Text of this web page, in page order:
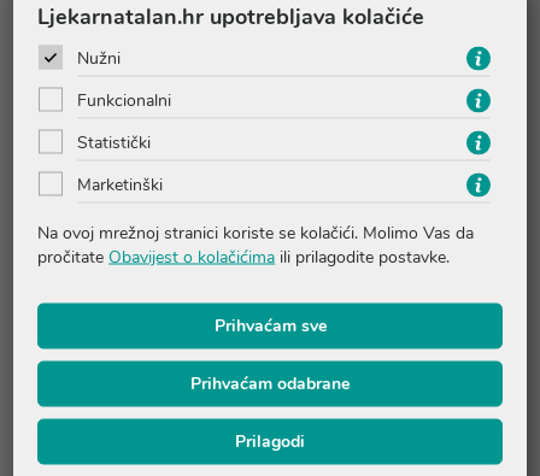
Ovaj nježni šampon temeljito čisti i uklanja nečistoće s
vlasišta i kose izloženih svakodnevnom onečišćenju,
istovremeno poštujući ravnotežu vlasišta. Pruža trenutni
osjećaj hlađenja. Kosa i vlasište osjećaju se lagano,
prozračno i osvježeno. Prikladan je za prirodnu, obojenu i
posvijetljenu kosu. Ispitano pod nadzorom dermatologa -
biorazgradiva formula**.
** u skladu s međunarodnom OECD normom 301B
Pitanja i odgovori
Ljekarnatalan.hr upotrebljava kolačiće
Nužni
Funkcionalni
Statistički
Marketinški
Na ovoj mrežnoj stranici koriste se kolačići. Molimo Vas da
pročitate Obavijest o kolačićima ili prilagodite postavke.
Prihvaćam sve
Prihvaćam odabrane
Prilagodi